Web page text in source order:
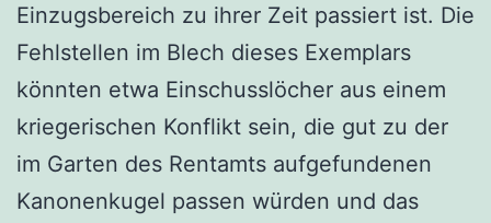
Einzugsbereich zu ihrer Zeit passiert ist. Die
Fehlstellen im Blech dieses Exemplars
könnten etwa Einschusslöcher aus einem
kriegerischen Konflikt sein, die gut zu der
im Garten des Rentamts aufgefundenen
Kanonenkugel passen würden und das